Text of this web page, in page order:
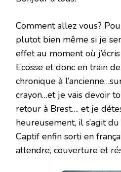
Comment allez vous?
plutot bien même si je
effet au moment où
Ecosse et donc en train
chronique à
crayon…et je vais devoir
retour à Brest…. et je
heureusement, il s’agit
Captif enfin sorti en
attendre, couverture et